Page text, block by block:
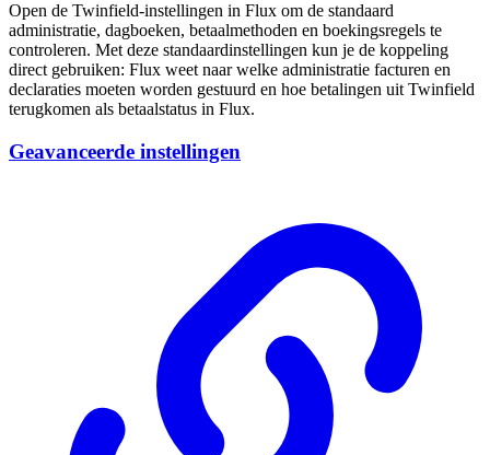
Open de Twinfield-instellingen in Flux om de standaard
administratie, dagboeken, betaalmethoden en boekingsregels te
controleren. Met deze standaardinstellingen kun je de koppeling
direct gebruiken: Flux weet naar welke administratie facturen en
declaraties moeten worden gestuurd en hoe betalingen uit Twinfield
terugkomen als betaalstatus in Flux.
Geavanceerde instellingen